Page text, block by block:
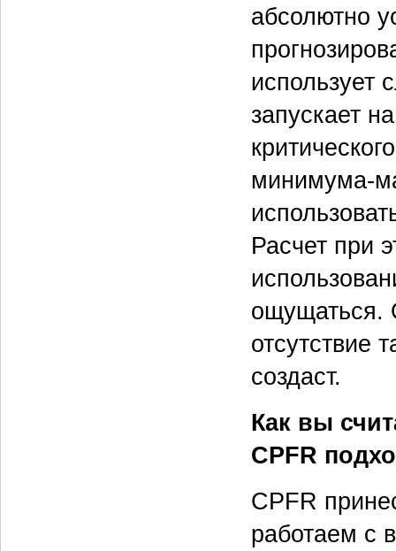
абсолютно
использует
запускает
минимума-
Расчет при
ощущаться.
отсутствие
создаст.
Как вы
CPFR
CPFR
работаем с